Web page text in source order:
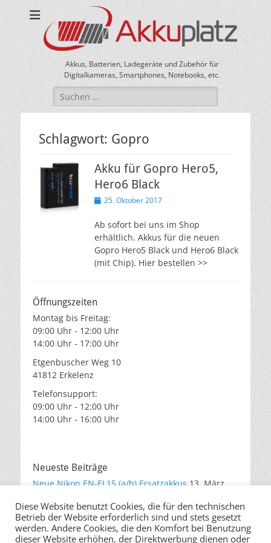
Akkus, Batterien, Ladegeräte und Zubehör für
Digitalkameras, Smartphones, Notebooks, etc.
Suche
nach:
Schlagwort: Gopro
Akku für Gopro Hero5,
Hero6 Black
Veröffentlicht
25. Oktober 2017
Ab sofort bei uns im Shop
erhältlich. Akkus für die neuen
Gopro Hero5 Black und Hero6 Black
(mit Chip). Hier bestellen >>
Öffnungszeiten
Montag bis Freitag:
09:00 Uhr - 12:00 Uhr
14:00 Uhr - 17:00 Uhr
Etgenbuscher Weg 10
41812 Erkelenz
Telefonsupport:
09:00 Uhr - 12:00 Uhr
14:00 Uhr - 16:00 Uhr
Neueste Beiträge
Neue Nikon EN-EL15 (a/b) Ersatzakkus 13. März
Akku für Gopro Hero5, Hero6 Black 25. Oktober
2017
Bumper für Samsung Galaxy S8 25. April 2017
Diese Website benutzt Cookies, die für den technischen
Betrieb der Website erforderlich sind und stets gesetzt
werden. Andere Cookies, die den Komfort bei Benutzung
dieser Website erhöhen, der Direktwerbung dienen oder